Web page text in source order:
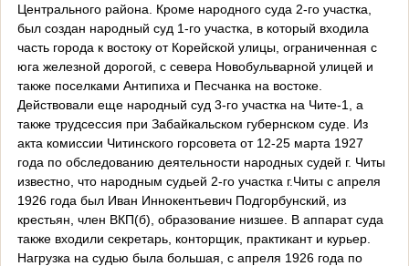
Центрального района. Кроме народного суда 2-го участка,
был создан народный суд 1-го участка, в который входила
часть города к востоку от Корейской улицы, ограниченная с
юга железной дорогой, с севера Новобульварной улицей и
также поселками Антипиха и Песчанка на востоке.
Действовали еще народный суд 3-го участка на Чите-1, а
также трудсессия при Забайкальском губернском суде. Из
акта комиссии Читинского горсовета от 12-25 марта 1927
года по обследованию деятельности народных судей г. Читы
известно, что народным судьей 2-го участка г.Читы с апреля
1926 года был Иван Иннокентьевич Подгорбунский, из
крестьян, член ВКП(б), образование низшее. В аппарат суда
также входили секретарь, конторщик, практикант и курьер.
Нагрузка на судью была большая, с апреля 1926 года по